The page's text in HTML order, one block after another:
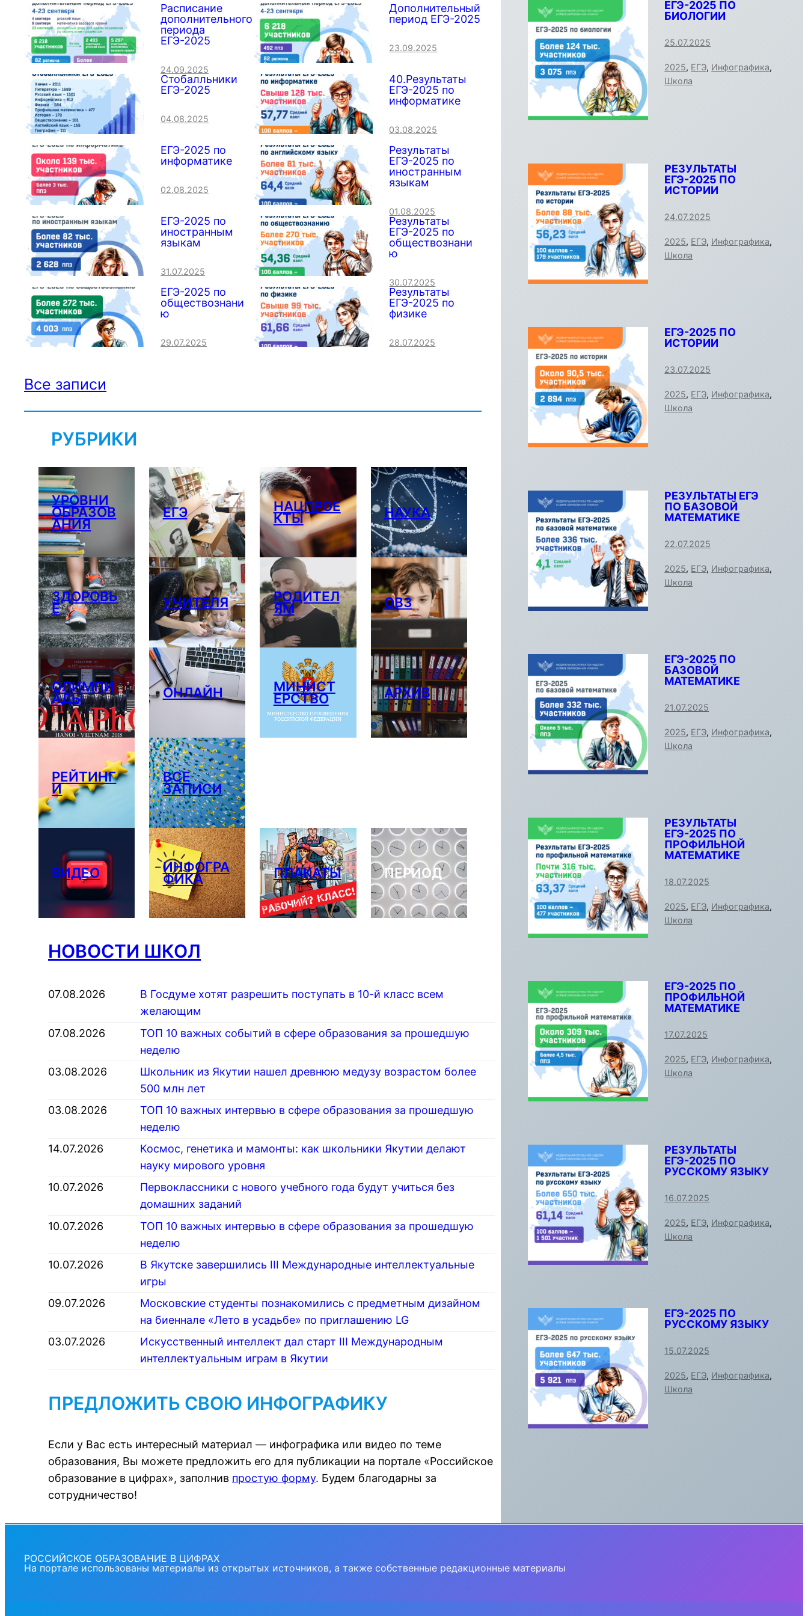
Расписание
дополнительного
периода
ЕГЭ-2025
24.09.2025
Дополнительный
период ЕГЭ-2025
23.09.2025
Стобалльники
ЕГЭ-2025
04.08.2025
40.Результаты
ЕГЭ-2025 по
информатике
03.08.2025
ЕГЭ-2025 по
информатике
02.08.2025
Результаты
ЕГЭ-2025 по
иностранным
языкам
01.08.2025
ЕГЭ-2025 по
иностранным
языкам
31.07.2025
Результаты
ЕГЭ-2025 по
обществознани
ю
30.07.2025
ЕГЭ-2025 по
обществознани
ю
29.07.2025
Результаты
ЕГЭ-2025 по
физике
28.07.2025
Все записи
РУБРИКИ
УРОВНИ
ОБРАЗОВ
АНИЯ
ЕГЭ НАЦПРОЕ
КТЫ НАУКА
ЗДОРОВЬ
Е УЧИТЕЛЯ РОДИТЕЛ
ЯМ ОВЗ
ОЛИМПИ
АДЫ ОНЛАЙН МИНИСТ
ЕРСТВО АРХИВ
РЕЙТИНГ
И
ВСЕ
ЗАПИСИ
ВИДЕО ИНФОГРА
ФИКА ПЛАКАТЫ ПЕРИОД
НОВОСТИ ШКОЛ
07.08.2026
В Госдуме хотят разрешить поступать в 10-й класс всем
желающим
07.08.2026
ТОП 10 важных событий в сфере образования за прошедшую
неделю
03.08.2026
Школьник из Якутии нашел древнюю медузу возрастом более
500 млн лет
03.08.2026
ТОП 10 важных интервью в сфере образования за прошедшую
неделю
14.07.2026
Космос, генетика и мамонты: как школьники Якутии делают
науку мирового уровня
10.07.2026
Первоклассники с нового учебного года будут учиться без
домашних заданий
10.07.2026
ТОП 10 важных интервью в сфере образования за прошедшую
неделю
10.07.2026
В Якутске завершились III Международные интеллектуальные
игры
09.07.2026
Московские студенты познакомились с предметным дизайном
на биеннале «Лето в усадьбе» по приглашению LG
03.07.2026
Искусственный интеллект дал старт III Международным
интеллектуальным играм в Якутии
ПРЕДЛОЖИТЬ СВОЮ ИНФОГРАФИКУ
Если у Вас есть интересный материал — инфографика или видео по теме
образования, Вы можете предложить его для публикации на портале «Российское
образование в цифрах», заполнив простую форму. Будем благодарны за
сотрудничество!
ЕГЭ-2025 ПО
БИОЛОГИИ
25.07.2025
2025, ЕГЭ, Инфографика,
Школа
РЕЗУЛЬТАТЫ
ЕГЭ-2025 ПО
ИСТОРИИ
24.07.2025
2025, ЕГЭ, Инфографика,
Школа
ЕГЭ-2025 ПО
ИСТОРИИ
23.07.2025
2025, ЕГЭ, Инфографика,
Школа
РЕЗУЛЬТАТЫ ЕГЭ
ПО БАЗОВОЙ
МАТЕМАТИКЕ
22.07.2025
2025, ЕГЭ, Инфографика,
Школа
ЕГЭ-2025 ПО
БАЗОВОЙ
МАТЕМАТИКЕ
21.07.2025
2025, ЕГЭ, Инфографика,
Школа
РЕЗУЛЬТАТЫ
ЕГЭ-2025 ПО
ПРОФИЛЬНОЙ
МАТЕМАТИКЕ
18.07.2025
2025, ЕГЭ, Инфографика,
Школа
ЕГЭ-2025 ПО
ПРОФИЛЬНОЙ
МАТЕМАТИКЕ
17.07.2025
2025, ЕГЭ, Инфографика,
Школа
РЕЗУЛЬТАТЫ
ЕГЭ-2025 ПО
РУССКОМУ ЯЗЫКУ
16.07.2025
2025, ЕГЭ, Инфографика,
Школа
ЕГЭ-2025 ПО
РУССКОМУ ЯЗЫКУ
15.07.2025
2025, ЕГЭ, Инфографика,
Школа
РОССИЙСКОЕ ОБРАЗОВАНИЕ В ЦИФРАХ
На портале использованы материалы из открытых источников, а также собственные редакционные материалы